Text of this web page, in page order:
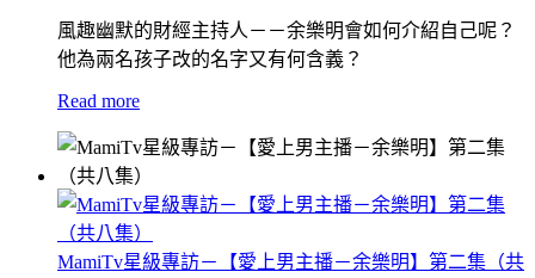
風趣幽默的財經主持人－－余樂明會如何介紹自己呢？
他為兩名孩子改的名字又有何含義？
Read more
MamiTv星級專訪－【愛上男主播－余樂明】第二集（共